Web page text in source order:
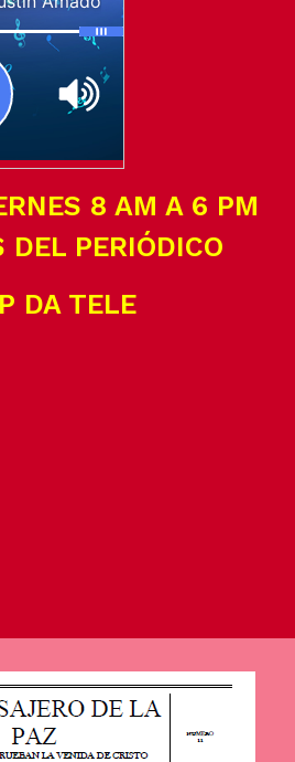
8 AM A 6 PM
DEL PERIÓDICO
DA TELE